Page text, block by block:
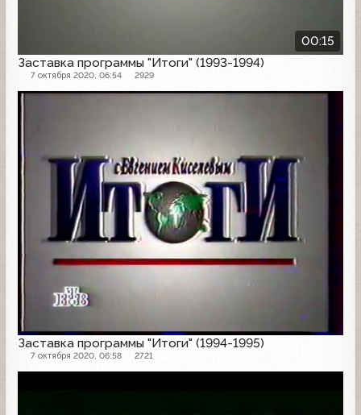
00:15
Заставка программы "Итоги" (1993-1994)
7 октября 2020, 06:54 2929
Заставка программы "Итоги" (1994-1995)
7 октября 2020, 06:58 2721